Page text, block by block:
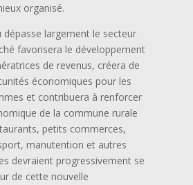
organisé.
dépasse largement le secteur
favorisera le développement
de revenus, créera de
économiques pour les
et contribuera à renforcer
de la commune rurale
petits commerces,
manutention et autres
devraient progressivement se
de cette nouvelle